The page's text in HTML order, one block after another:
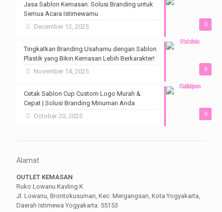
0
Jasa Sablon Kemasan: Solusi Branding untuk
Semua Acara Istimewamu
December 12, 2025
0
Tingkatkan Branding Usahamu dengan Sablon
Plastik yang Bikin Kemasan Lebih Berkarakter!
November 14, 2025
0
Cetak Sablon Cup Custom Logo Murah &
Cepat | Solusi Branding Minuman Anda
October 20, 2025
Alamat
OUTLET KEMASAN
Ruko Lowanu Kavling K
Jl. Lowanu, Brontokusuman, Kec. Mergangsan, Kota Yogyakarta,
Daerah Istimewa Yogyakarta. 55153